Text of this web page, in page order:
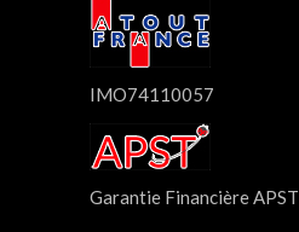
IMO74110057
Garantie Financière APST